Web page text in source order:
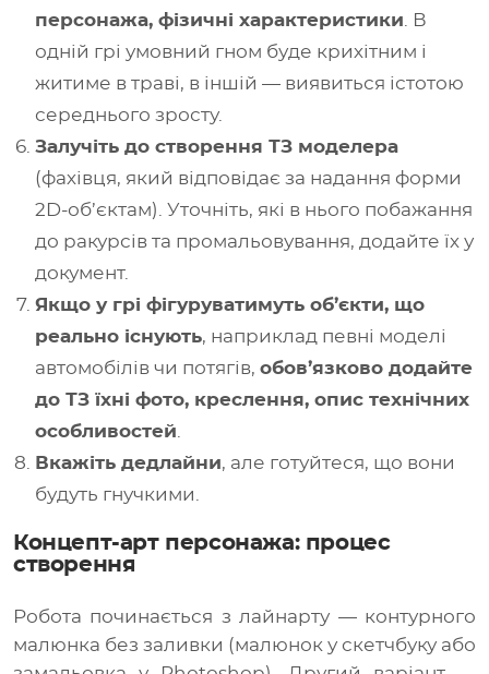
персонажа, фізичні характеристики . В
одній грі умовний гном буде крихітним і
житиме в траві, в іншій — виявиться істотою
середнього зросту.
Залучіть до створення ТЗ моделера
(фахівця, який відповідає за надання форми
2D-об’єктам). Уточніть, які в нього побажання
до ракурсів та промальовування, додайте їх у
документ.
Якщо у грі фігуруватимуть об’єкти, що
реально існують, наприклад певні моделі
автомобілів чи потягів, обов’язково додайте
до ТЗ їхні фото, креслення, опис технічних
особливостей
Вкажіть дедлайни, але готуйтеся, що вони
будуть гнучкими.
Концепт-арт персонажа: процес
створення
Робота починається з лайнарту — контурного
малюнка без заливки (малюнок у скетчбуку або